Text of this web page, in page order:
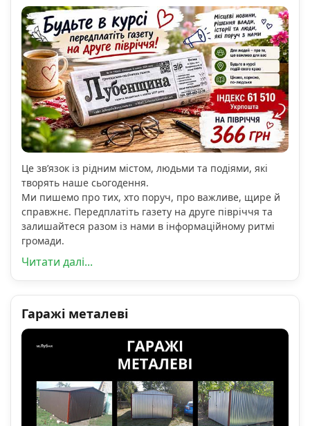
Це зв’язок із рідним містом, людьми та подіями, які
творять наше сьогодення.
Ми пишемо про тих, хто поруч, про важливе, щире й
справжнє. Передплатіть газету на друге півріччя та
залишайтеся разом із нами в інформаційному ритмі
громади.
Читати далі...
Гаражі металеві